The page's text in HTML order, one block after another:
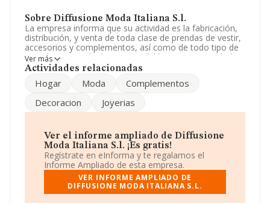
Sobre Diffusione Moda Italiana S.l.
La empresa informa que su actividad es la fabricación,
distribución, y venta de toda clase de prendas de vestir,
accesorios y complementos, así como de todo tipo de
complementos de decoracion del hogar. La sociedad
está inscrita en el Registro Mercantil como Sociedad
a '%cnae%', cuyo Código es 1429. No realiza actividad
Para llamar las oficinas se puede hacer a través del
La sociedadDiffusione Moda Italiana S.L
B64554983, tiene su domicilio social establecido en
Paseo Sant Joan núm. 98 Plt 2. Pta 2, (08009), en el
municipio de Barcelona, Cataluña.
Con los datos a disposición de INFORMA sobre 6.273
Ver más
Actividades relacionadas
Hogar Moda
Complementos
Decoracion
Joyerias
Ver el informe ampliado de Diffusione
Moda Italiana S.l. ¡Es gratis!
Regístrate en eInforma y te regalamos el
Informe Ampliado de esta empresa.
VER INFORME AMPLIADO DE
DIFFUSIONE MODA ITALIANA S.L.